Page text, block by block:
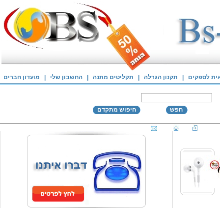
לספקים תקנון הגרלה תקליטים מתנה החשבון שלי מועדון חברים
חפש חיפוש מתקדם